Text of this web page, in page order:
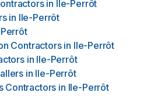
in Ile-Perrôt
in Ile-Perrôt
Contractors in Ile-Perrôt
in Ile-Perrôt
in Ile-Perrôt
Contractors in Ile-Perrôt